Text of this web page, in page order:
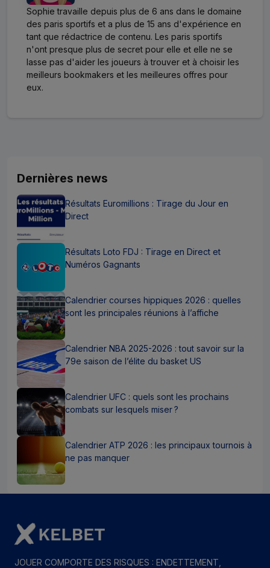
Sophie travaille depuis plus de 6 ans dans le domaine
des paris sportifs et a plus de 15 ans d'expérience en
tant que rédactrice de contenu. Les paris sportifs
n'ont presque plus de secret pour elle et elle ne se
lasse pas d'aider les joueurs à trouver et à choisir les
meilleurs bookmakers et les meilleures offres pour
eux.
Dernières news
Résultats Euromillions : Tirage du Jour en
Direct
Résultats Loto FDJ : Tirage en Direct et
Numéros Gagnants
Calendrier courses hippiques 2026 : quelles
sont les principales réunions à l’affiche
Calendrier NBA 2025-2026 : tout savoir sur la
79e saison de l’élite du basket US
Calendrier UFC : quels sont les prochains
combats sur lesquels miser ?
Calendrier ATP 2026 : les principaux tournois à
ne pas manquer
JOUER COMPORTE DES RISQUES : ENDETTEMENT,